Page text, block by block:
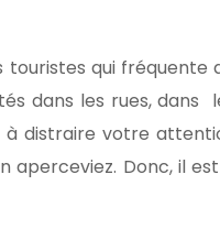
touristes qui fréquente
dans les rues, dans
distraire votre
Donc, il